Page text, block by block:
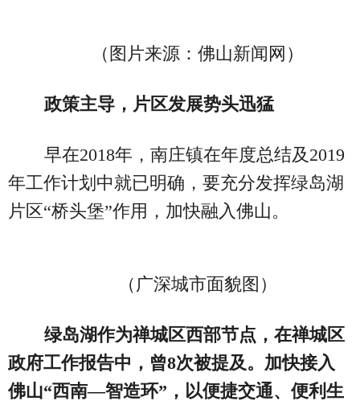
（图片来源：佛山新闻网）
政策主导，片区发展势头迅猛
早在2018年，南庄镇在年度总结及2019
年工作计划中就已明确，要充分发挥绿岛湖
片区“桥头堡”作用，加快融入佛山。
（广深城市面貌图）
绿岛湖作为禅城区西部节点，在禅城区
政府工作报告中，曾8次被提及。 加快接入
佛山“西南—智造环”，以便捷交通、便利生